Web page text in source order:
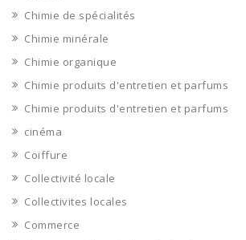
Chimie de spécialités
Chimie minérale
Chimie organique
Chimie produits d'entretien et parfums
Chimie produits d'entretien et parfums
cinéma
Coiffure
Collectivité locale
Collectivites locales
Commerce